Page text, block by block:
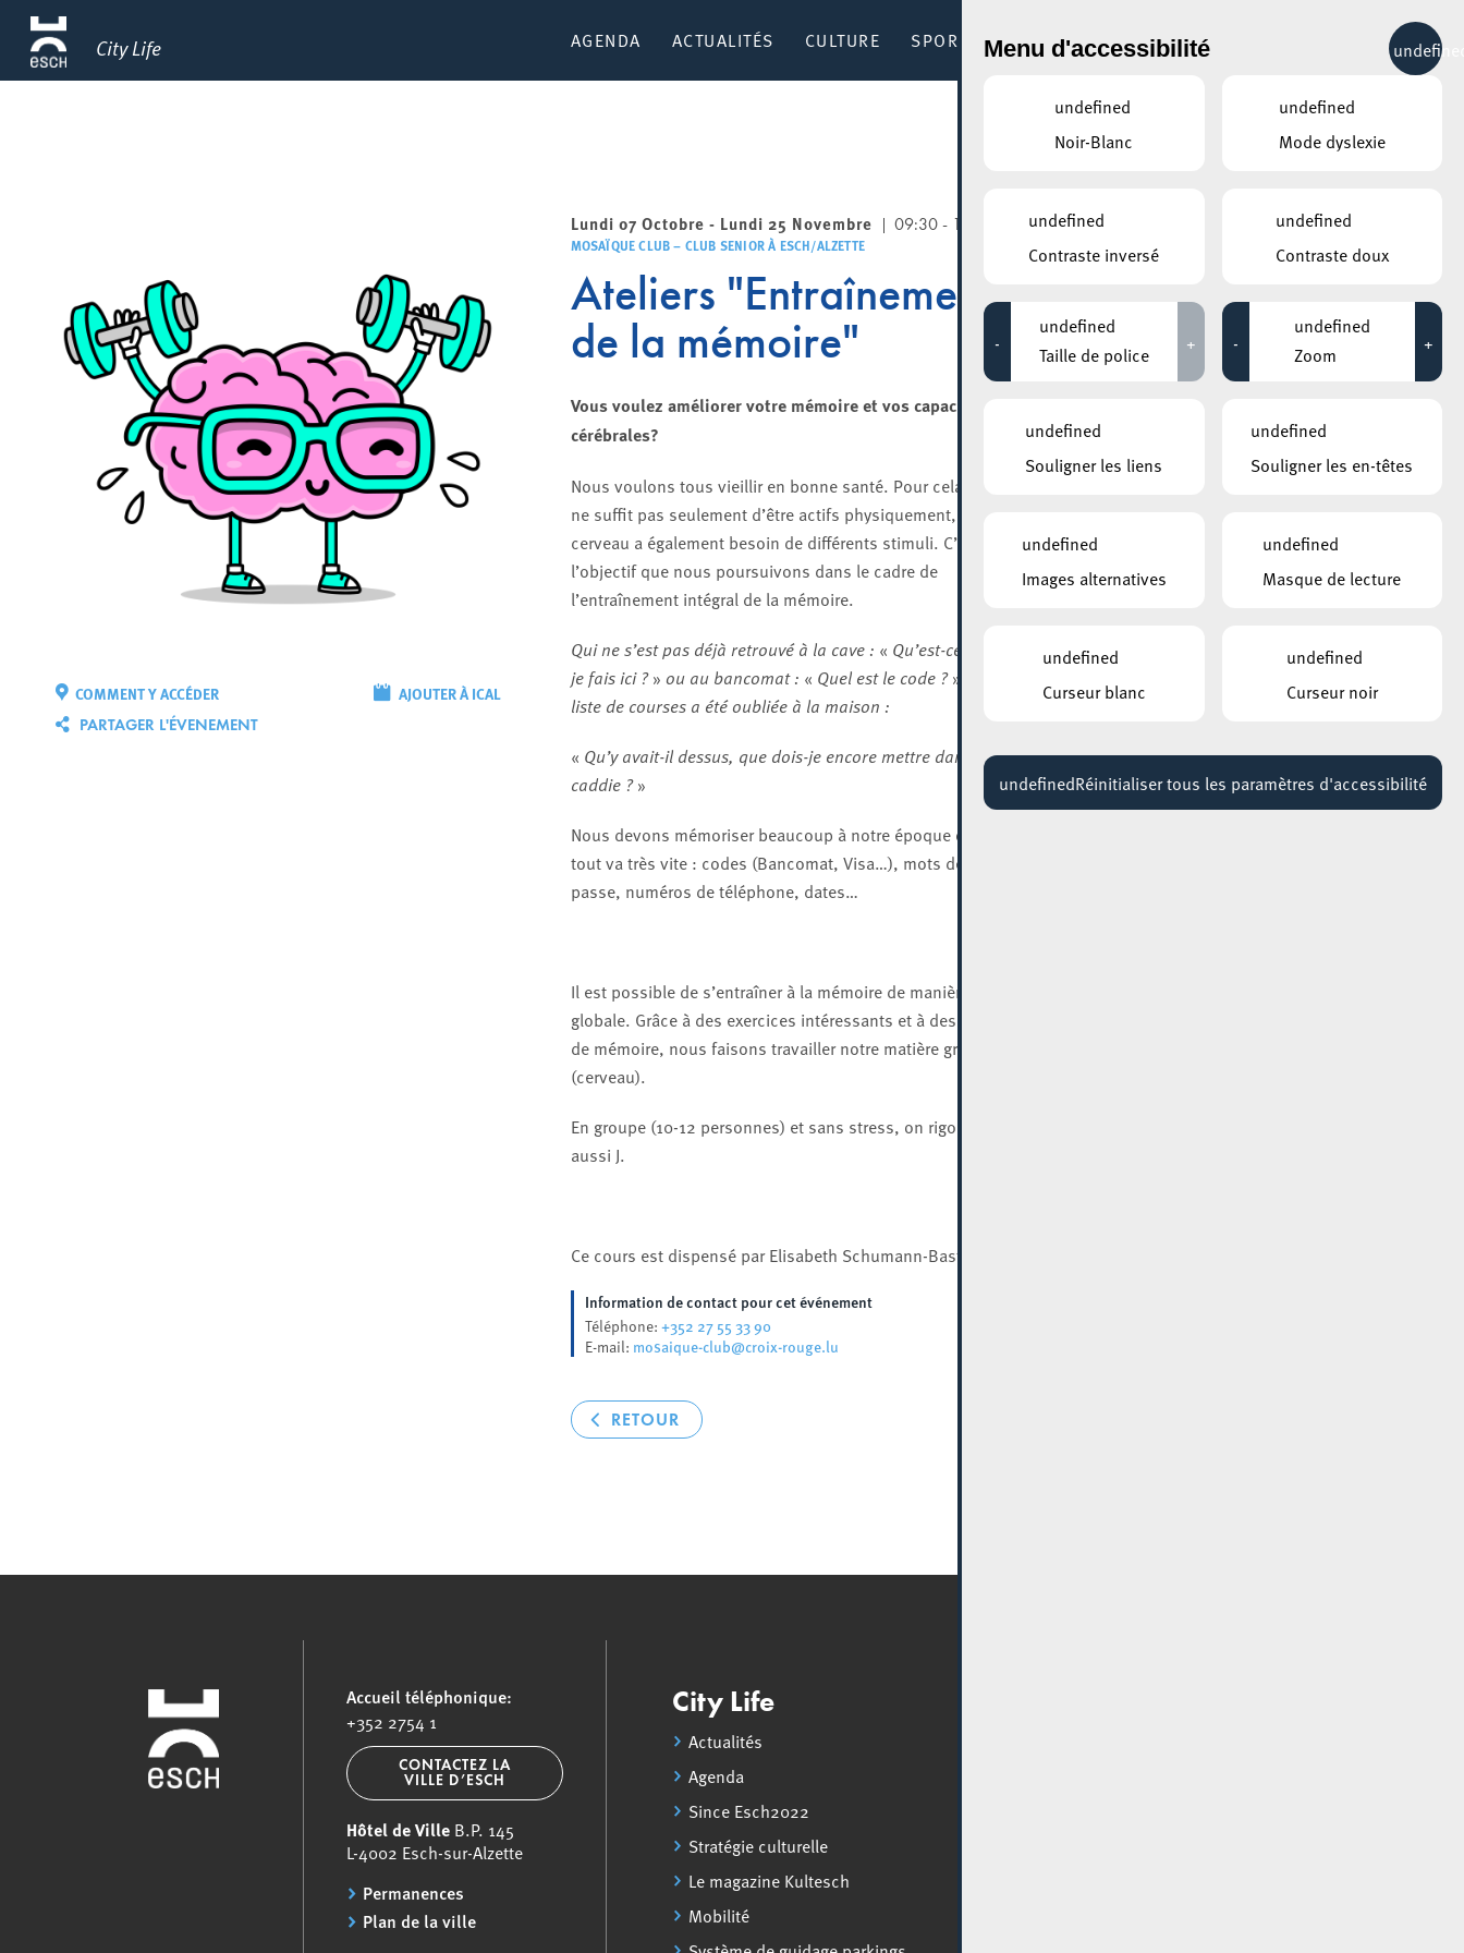
City Life AGENDA ACTUALITÉS CULTURE SPORT & RÉCRÉATION MOBILITÉ
AJOUTER À ICAL
COMMENT Y ACCÉDER
PARTAGER L'ÉVENEMENT
Lundi 07 Octobre - Lundi 25 Novembre 09:30 - 11:00
MOSAÏQUE CLUB – CLUB SENIOR À ESCH/ALZETTE
Ateliers "Entraînement
de la mémoire"
Vous voulez améliorer votre mémoire et vos capacitées
cérébrales?
Nous voulons tous vieillir en bonne santé. Pour cela, il
ne suffit pas seulement d’être actifs physiquement, le
cerveau a également besoin de différents stimuli. C’est
l’objectif que nous poursuivons dans le cadre de
l’entraînement intégral de la mémoire.
Qui ne s’est pas déjà retrouvé à la cave : « Qu’est-ce que
je fais ici ?» ou au bancomat : « Quel est le code ?»
liste de courses a été oubliée à la maison :
« Qu’y avait-il dessus, que dois-je encore mettre dans le
caddie ?»
Nous devons mémoriser beaucoup à notre époque où
tout va très vite : codes (Bancomat, Visa…), mots de
passe, numéros de téléphone, dates…
Il est possible de s’entraîner à la mémoire de manière
globale. Grâce à des exercices intéressants et à des jeux
de mémoire, nous faisons travailler notre matière grise
(cerveau).
En groupe (10-12 personnes) et sans stress, on rigole
aussi J.
Ce cours est dispensé par Elisabeth Schumann-Bastian.
Information de contact pour cet événement
Téléphone: +352 27 55 33 90
E-mail: mosaique-club@croix-rouge.lu
RETOUR
AUTRES ÉVÉNEMENTS
CENTRE OMNISPORT HENRI SCHMITZ
personnelle
CENTRE OMNISPORT HENRI SCHMITZ
Self-defense Seniors
07:30 - 10:30
Marche remise en forme
08:00 - 11:30
Accueil téléphonique:
+352 2754 1
CONTACTEZ LA
VILLE D’ESCH
Hôtel de Ville B.P. 145
L-4002 Esch-sur-Alzette
Permanences
Plan de la ville
City Life
Actualités
Agenda
Since Esch2022
Stratégie culturelle
Le magazine Kultesch
Mobilité
22°C
Menu d'accessibilité
undefined
Noir-Blanc
undefined
Mode dyslexie
undefined
Contraste inversé
undefined
Contraste doux
-
undefined
Taille de police
+ -
undefined
Zoom
+
undefined
Souligner les liens
undefined
Souligner les en-têtes
undefined
Images alternatives
undefined
Masque de lecture
undefined
Curseur blanc
undefined
Curseur noir
undefinedRéinitialiser tous les paramètres d'accessibilité